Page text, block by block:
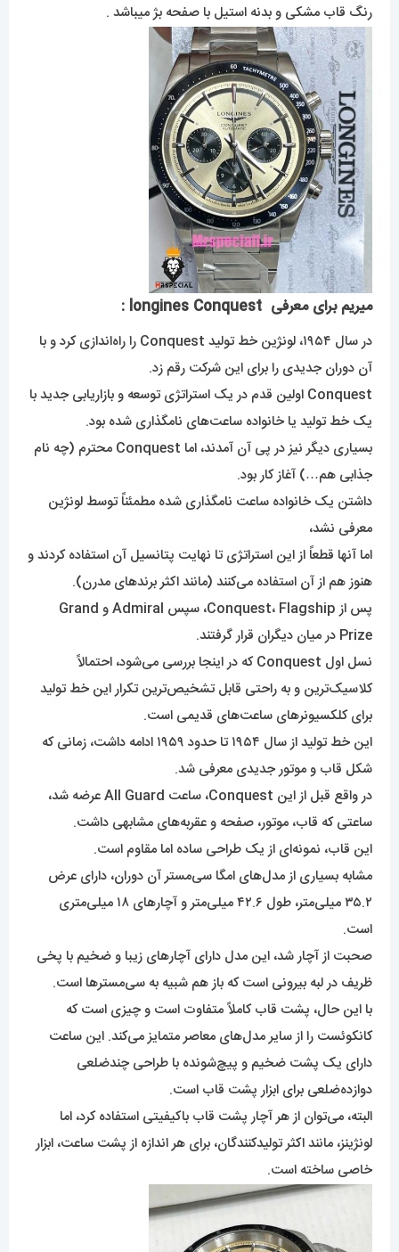
رنگ قاب مشکی و بدنه استیل با صفحه بژ میباشد .
میریم برای معرفی longines Conquest :
در سال ۱۹۵۴، لونژین خط تولید Conquest را راه‌اندازی کرد و با
آن دوران جدیدی را برای این شرکت رقم زد.
Conquest اولین قدم در یک استراتژی توسعه و بازاریابی جدید با
یک خط تولید یا خانواده ساعت‌های نامگذاری شده بود.
بسیاری دیگر نیز در پی آن آمدند، اما Conquest محترم (چه نام
جذابی هم…) آغاز کار بود.
داشتن یک خانواده ساعت نامگذاری شده مطمئناً توسط لونژین
معرفی نشد،
اما آنها قطعاً از این استراتژی تا نهایت پتانسیل آن استفاده کردند و
هنوز هم از آن استفاده می‌کنند (مانند اکثر برندهای مدرن).
پس از Conquest، Flagship، سپس Admiral و Grand
Prize در میان دیگران قرار گرفتند.
نسل اول Conquest که در اینجا بررسی می‌شود، احتمالاً
کلاسیک‌ترین و به راحتی قابل تشخیص‌ترین تکرار این خط تولید
برای کلکسیونرهای ساعت‌های قدیمی است.
این خط تولید از سال ۱۹۵۴ تا حدود ۱۹۵۹ ادامه داشت، زمانی که
شکل قاب و موتور جدیدی معرفی شد.
در واقع قبل از این Conquest، ساعت All Guard عرضه شد،
ساعتی که قاب، موتور، صفحه و عقربه‌های مشابهی داشت.
این قاب، نمونه‌ای از یک طراحی ساده اما مقاوم است.
مشابه بسیاری از مدل‌های امگا سی‌مستر آن دوران، دارای عرض
۳۵.۲ میلی‌متر، طول ۴۲.۶ میلی‌متر و آچارهای ۱۸ میلی‌متری
است.
صحبت از آچار شد، این مدل دارای آچارهای زیبا و ضخیم با پخی
ظریف در لبه بیرونی است که باز هم شبیه به سی‌مسترها است.
با این حال، پشت قاب کاملاً متفاوت است و چیزی است که
کانکوئست را از سایر مدل‌های معاصر متمایز می‌کند. این ساعت
دارای یک پشت ضخیم و پیچ‌شونده با طراحی چندضلعی
دوازده‌ضلعی برای ابزار پشت قاب است.
البته، می‌توان از هر آچار پشت قاب باکیفیتی استفاده کرد، اما
لونژینز، مانند اکثر تولیدکنندگان، برای هر اندازه از پشت ساعت، ابزار
خاصی ساخته است.